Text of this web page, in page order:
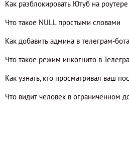
Как разблокировать Ютуб на роутере
Что такое NULL простыми словами
Как добавить админа в телеграм-бота
Что такое режим инкогнито в
Как узнать, кто просматривал ваш
Что видит человек в ограниченном